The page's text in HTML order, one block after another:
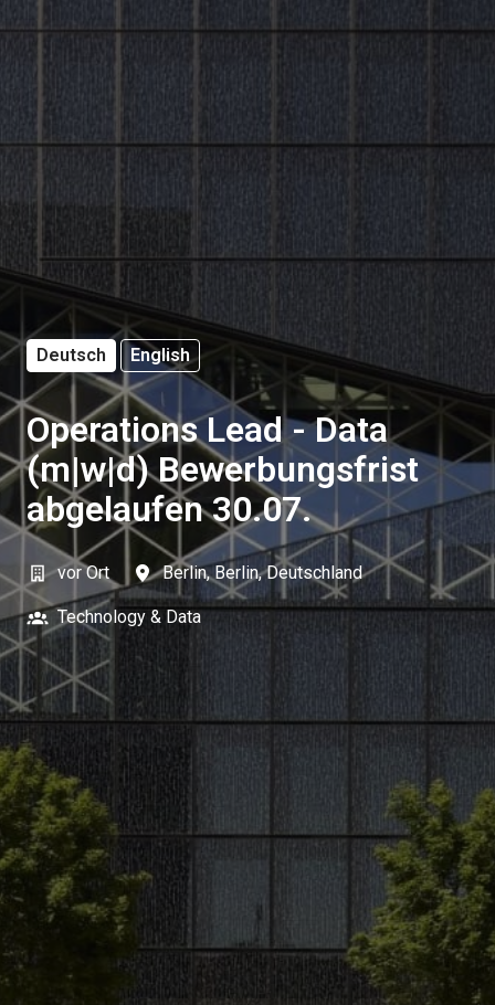
Deutsch English
Operations Lead - Data
(m|w|d) Bewerbungsfrist
abgelaufen 30.07.
vor Ort Berlin, Berlin, Deutschland
Technology & Data